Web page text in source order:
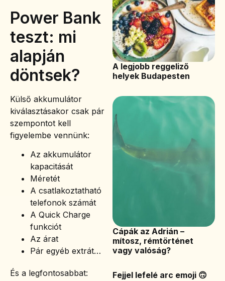
Power Bank
teszt: mi
alapján
döntsek?
Külső akkumulátor
kiválasztásakor csak pár
szempontot kell
figyelembe vennünk:
Az akkumulátor
kapacitását
Méretét
A csatlakoztatható
telefonok számát
A Quick Charge
funkciót
Az árat
Pár egyéb extrát…
És a legfontosabbat:
A legjobb reggeliző
helyek Budapesten
Cápák az Adrián –
mítosz, rémtörténet
vagy valóság?
Fejjel lefelé arc emoji 🙃